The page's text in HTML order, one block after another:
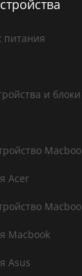
питания
и блоки
Acer
Macbook
Asus